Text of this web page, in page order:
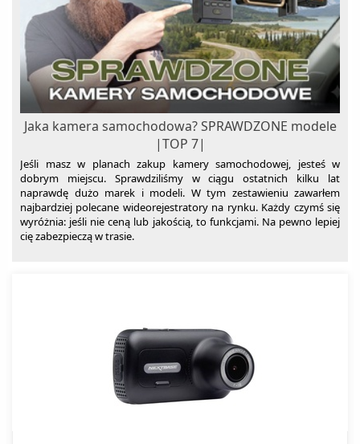
Jaka kamera samochodowa? SPRAWDZONE modele
|TOP 7|
Jeśli masz w planach zakup kamery samochodowej, jesteś w
dobrym miejscu. Sprawdziliśmy w ciągu ostatnich kilku lat
naprawdę dużo marek i modeli. W tym zestawieniu zawarłem
najbardziej polecane wideorejestratory na rynku. Każdy czymś się
wyróżnia: jeśli nie ceną lub jakością, to funkcjami. Na pewno lepiej
cię zabezpieczą w trasie.